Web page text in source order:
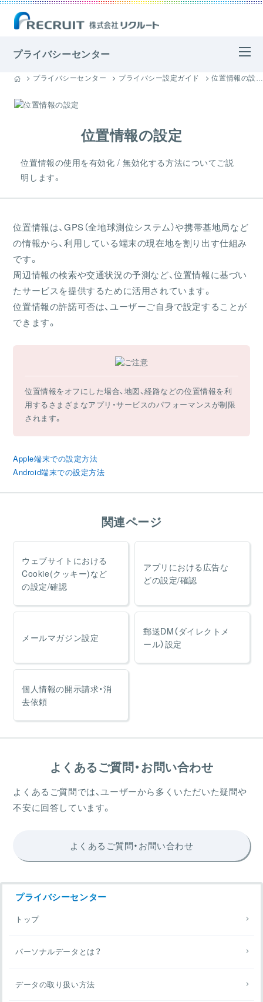
プライバシーセンター
プライバシーセンター プライバシー設定ガイド 位置情報の設定
位置情報の設定
位置情報の使用を有効化 / 無効化する方法についてご説
明します。
位置情報は、GPS（全地球測位システム）や携帯基地局など
の情報から、利用している端末の現在地を割り出す仕組み
です。
周辺情報の検索や交通状況の予測など、位置情報に基づい
たサービスを提供するために活用されています。
位置情報の許諾可否は、ユーザーご自身で設定することが
できます。
位置情報をオフにした場合、地図、経路などの位置情報を利
用するさまざまなアプリ・サービスのパフォーマンスが制限
されます。
Apple端末での設定方法
Android端末での設定方法
関連ページ
ウェブサイトにおける
Cookie(クッキー)など
の設定/確認
アプリにおける広告な
どの設定/確認
メールマガジン設定
郵送DM（ダイレクトメ
ール）設定
個人情報の開示請求・消
去依頼
よくあるご質問・お問い合わせ
よくあるご質問では、ユーザーから多くいただいた疑問や
不安に回答しています。
よくあるご質問・お問い合わせ
プライバシーセンター
トップ
パーソナルデータとは？
データの取り扱い方法